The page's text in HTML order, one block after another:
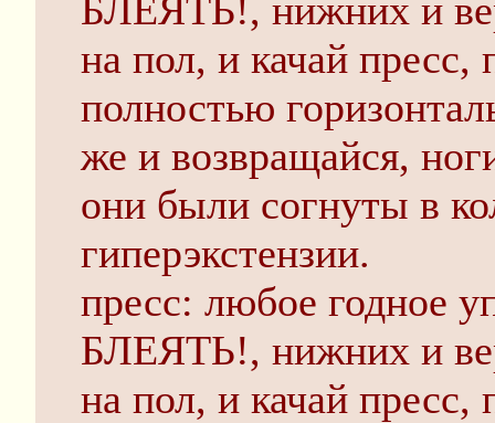
БЛЕЯТЬ!, нижних и
на пол, и качай пресс,
полностью
же и возвращайся,
они были согнуты в
гиперэкстензии.
пресс: любое годное
БЛЕЯТЬ!, нижних и
на пол, и качай пресс,